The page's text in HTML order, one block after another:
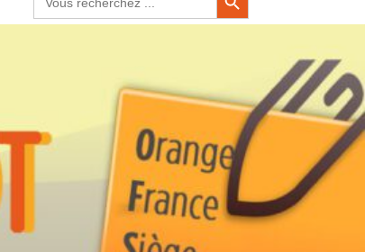
for: